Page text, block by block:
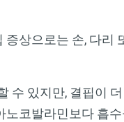
상으로는 손, 다리
수 있지만, 결핍이
코발라민보다 흡